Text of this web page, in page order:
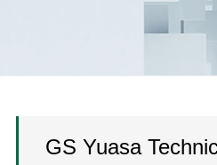
GS Yuasa